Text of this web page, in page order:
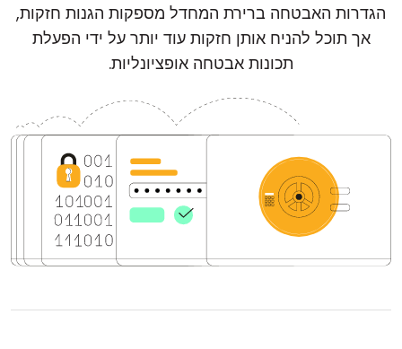
הגדרות האבטחה ברירת המחדל מספקות הגנות חזקות,
אך תוכל להניח אותן חזקות עוד יותר על ידי הפעלת
תכונות אבטחה אופציונליות.